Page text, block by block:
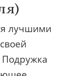
лучшими
Подружка